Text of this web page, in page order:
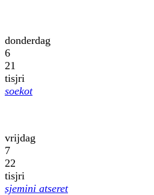
donderdag
6
21
tisjri
soekot
vrijdag
7
22
tisjri
sjemini atseret